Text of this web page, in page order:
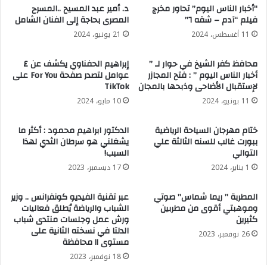
“أخبار الناس اليوم” تحاور مخرج
فيلم “آدم – شقه ٦”
11 أغسطس، 2024
د. أمير عبد المسيح ..المسرح
المصرى بحاجة إلى الفنان الشامل
21 يونيو، 2024
محافظ كفر الشيخ في حوار لـ ”
أخبار الناس اليوم ” : فتح المجازر
لإستقبال الأضاحى وذبحها بالمجان
11 يونيو، 2024
إبراهيم الحفناوي يكشف عن ٤
عوامل لتصدر صفحة For You على
TikTok
10 مايو، 2024
ختام مهرجان السياحة الرياضية
ببورت غالب للسنه الثالثة علي
التوالي
1 يناير، 2024
الدكتور ابراهيم محمود : أكثر ما
يشغلني هو سرطان الثدي لهذا
السبب!
17 ديسمبر، 2023
المطربة ” ريما شماس” صوتي
وموهبتي أقوى من مطربين
كثيرين
26 نوفمبر، 2023
عبر تقنية الفيديو كونفرانس .. وزير
الشباب والرياضة يُطلق فعاليات
ورش عمل وجلسات منتدى شباب
الدلتا في نسخته الثانية على
مستوى ١١ محافظة
18 نوفمبر، 2023